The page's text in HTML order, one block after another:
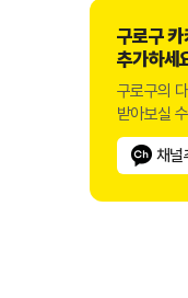
구로구
추가하세
구로구의
받아보실
채널